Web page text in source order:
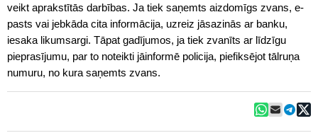
veikt aprakstītās darbības. Ja tiek saņemts aizdomīgs zvans, e-
pasts vai jebkāda cita informācija, uzreiz jāsazinās ar banku,
iesaka likumsargi. Tāpat gadījumos, ja tiek zvanīts ar līdzīgu
pieprasījumu, par to noteikti jāinformē policija, piefiksējot tālruņa
numuru, no kura saņemts zvans.